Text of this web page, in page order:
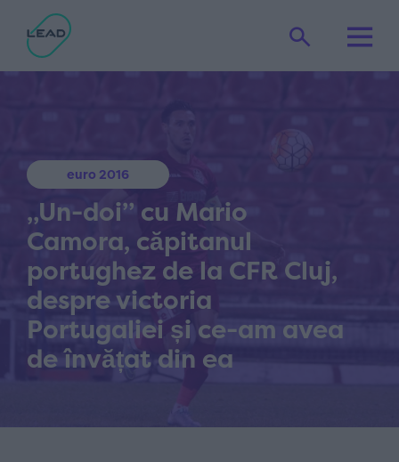
euro 2016
„Un-doi” cu Mario
Camora, căpitanul
portughez de la CFR Cluj,
despre victoria
Portugaliei și ce-am avea
de învățat din ea